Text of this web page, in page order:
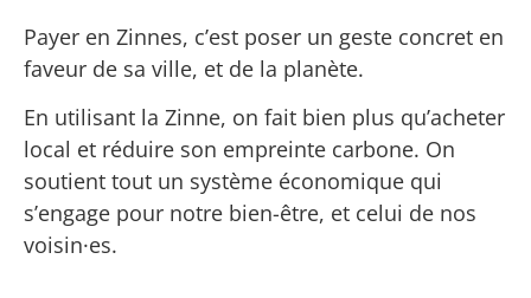
Payer en Zinnes, c’est poser un geste concret en
faveur de sa ville, et de la planète.
En utilisant la Zinne, on fait bien plus qu’acheter
local et réduire son empreinte carbone. On
soutient tout un système économique qui
s’engage pour notre bien-être, et celui de nos
voisin·es.